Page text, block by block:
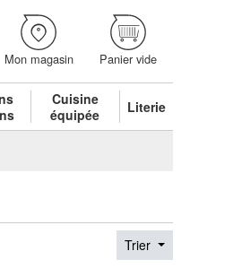
Mon magasin Panier vide
Cuisine
équipée
Literie
Trier